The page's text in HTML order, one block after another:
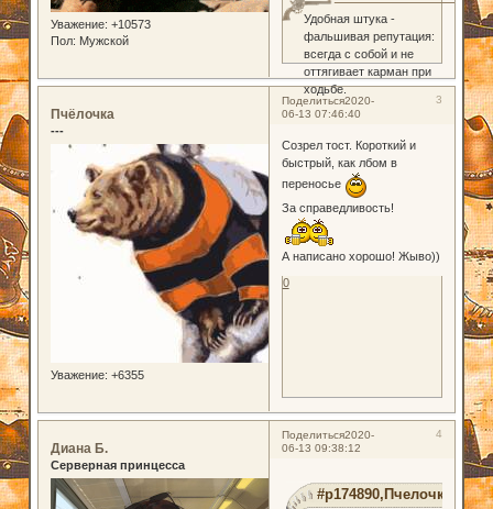
Уважение: +10573
Пол: Мужской
Удобная штука -
фальшивая репутация:
всегда с собой и не
оттягивает карман при
ходьбе.
Поделиться 3
2020-
06-13 07:46:40
Пчёлочка
---
Уважение: +6355
Созрел тост. Короткий и
быстрый, как лбом в
переносье
За справедливость!
А написано хорошо! Жыво))
0
Поделиться 4
2020-
06-13 09:38:12
Диана Б.
Серверная принцесса
#p174890,Пчелочка